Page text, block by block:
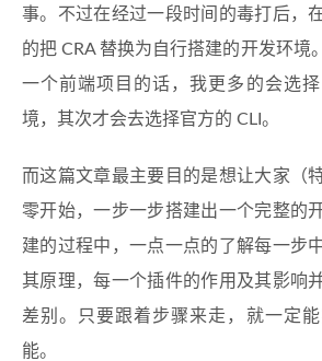
事。不过在经过一段时间的毒打后，
的把 CRA 替换为自行搭建的开发环境
一个前端项目的话，我更多的会选
境，其次才会去选择官方的 CLI。
而这篇文章最主要目的是想让大家（
零开始，一步一步搭建出一个完整的
建的过程中，一点一点的了解每一步
其原理，每一个插件的作用及其影响
差别。只要跟着步骤来走，就一定
能。